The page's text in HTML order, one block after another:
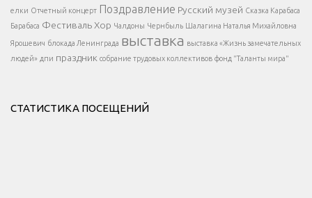
</div >
елки Отчетный концерт Поздравление Русский музей Сказка Карабаса
Барабаса Фестиваль Хор Чалдоны Чернбыль Шалагина Наталья Михайловна
Ярошевич блокада Ленинграда выставка выставка «Жизнь замечательных
людей» дпи праздник собрание трудовых коллективов фонд "Таланты мира"
СТАТИСТИКА ПОСЕЩЕНИЙ